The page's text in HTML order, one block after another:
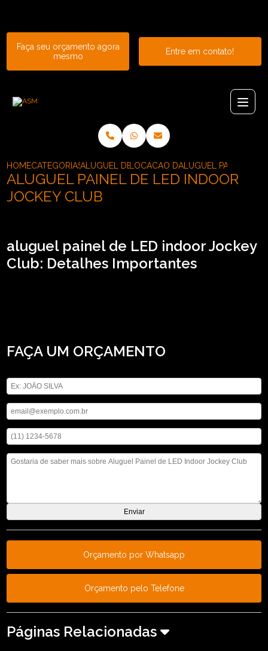
Faça seu orçamento agora
mesmo
Entre em contato!
HOMECATEGORIASALUGUEL DE PAINELLOCACAO DE PAINEL DE LED P2
ALUGUEL PAINEL DE
ALUGUEL PAINEL DE LED INDOOR
JOCKEY CLUB
aluguel painel de LED indoor Jockey
Club: Detalhes Importantes
FAÇA UM ORÇAMENTO
Orçamento por Whatsapp
Orçamento pelo Telefone
Páginas Relacionadas